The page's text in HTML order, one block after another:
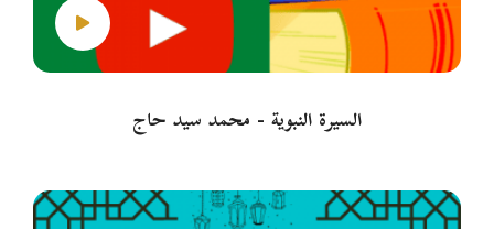
السيرة النبوية - محمد سيد حاج